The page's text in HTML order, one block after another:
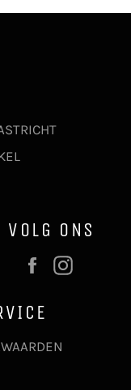
VOLG ONS
Facebook